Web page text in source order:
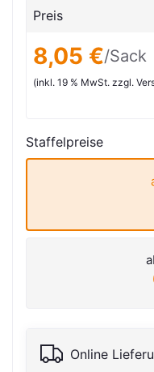
Preis
8,05 €/Sack
(inkl. 19 % MwSt. zzgl.
Staffelpreise
Online